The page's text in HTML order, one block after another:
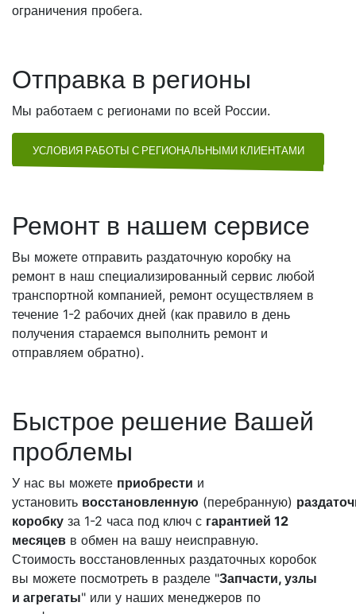
ограничения пробега.
Отправка в регионы
Мы работаем с регионами по всей России.
УСЛОВИЯ РАБОТЫ С РЕГИОНАЛЬНЫМИ КЛИЕНТАМИ
Ремонт в нашем сервисе
Вы можете отправить раздаточную коробку на
ремонт в наш специализированный сервис любой
транспортной компанией, ремонт осуществляем в
течение 1-2 рабочих дней (как правило в день
получения стараемся выполнить ремонт и
отправляем обратно).
Быстрое решение Вашей
проблемы
У нас вы можете приобрести и
установить восстановленную (перебранную)
коробку за 1-2 часа под ключ с гарантией 12
месяцев в обмен на вашу неисправную.
Стоимость восстановленных раздаточных коробок
вы можете посмотреть в разделе "Запчасти, узлы
и агрегаты" или у наших менеджеров по